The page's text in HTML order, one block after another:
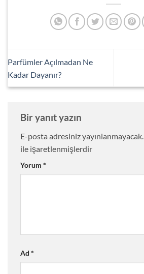
Parfümler Açılmadan Ne
Kadar Dayanır?
Bir yanıt yazın
E-posta adresiniz yayınlanmayacak.
ile işaretlenmişlerdir
Yorum *
Ad *